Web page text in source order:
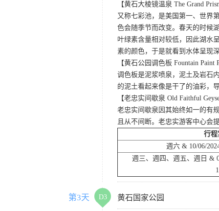
【黄石大棱镜温泉 The Grand
又称七彩池，是美国第一、世界
色会随季节而改变。春天的时候
叶绿素含量相对较低，因此湖水
素的颜色，于是就看到水体呈现
【黄石公园调色板 Fountain Paint
调色板是泥浆喷泉，泥土及岩石
的泥土看起来像是干了的油彩，
【老忠实间歇泉 Old Faithful
老忠实间歇泉因其始终如一的有
且从不间断。老忠实游客中心会
行程
週六 & 10/06/
週三、週四、週五、週日 &
第3天 D3 黄石国家公园